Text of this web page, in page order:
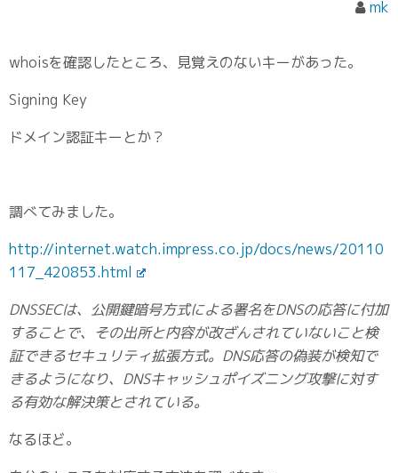
mk
whoisを確認したところ、見覚えのないキーがあった。
Signing Key
ドメイン認証キーとか？
調べてみました。
http://internet.watch.impress.co.jp/docs/news/20110
117_420853.html
DNSSECは、公開鍵暗号方式による署名をDNSの応答に付加
することで、その出所と内容が改ざんされていないこと検
証できるセキュリティ拡張方式。DNS応答の偽装が検知で
きるようになり、DNSキャッシュポイズニング攻撃に対す
る有効な解決策とされている。
なるほど。